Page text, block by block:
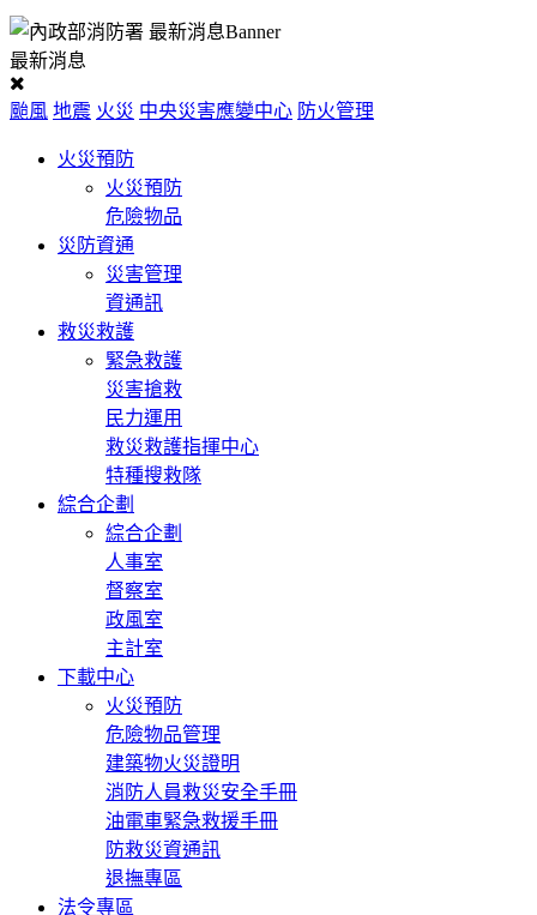
最新消息
颱風 地震 火災 中央災害應變中心 防火管理
火災預防
火災預防
危險物品
災防資通
災害管理
資通訊
救災救護
緊急救護
災害搶救
民力運用
救災救護指揮中心
特種搜救隊
綜合企劃
綜合企劃
人事室
督察室
政風室
主計室
下載中心
火災預防
危險物品管理
建築物火災證明
消防人員救災安全手冊
油電車緊急救援手冊
防救災資通訊
退撫專區
法令專區